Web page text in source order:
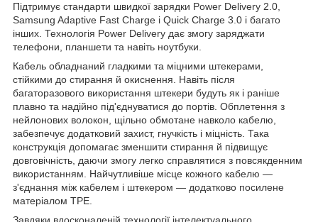
Підтримує стандарти швидкої зарядки Power Delivery 2.0,
Samsung Adaptive Fast Charge і Quick Charge 3.0 і багато
інших. Технологія Power Delivery дає змогу заряджати
телефони, планшети та навіть ноутбуки.
Кабель обладнаний гладкими та міцними штекерами,
стійкими до стирання й окиснення. Навіть після
багаторазового використання штекери будуть як і раніше
плавно та надійно під'єднуватися до портів. Обплетення з
нейлонових волокон, щільно обмотане навколо кабелю,
забезпечує додатковий захист, гнучкість і міцність. Така
конструкція допомагає зменшити стирання й підвищує
довговічність, даючи змогу легко справлятися з повсякденним
використанням. Найчутливіше місце кожного кабелю —
з'єднання між кабелем і штекером — додатково посилене
матеріалом TPE.